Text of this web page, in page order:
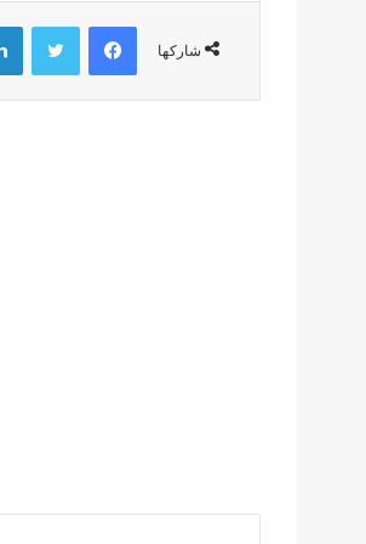
شاركها
فيسبوك تويتر